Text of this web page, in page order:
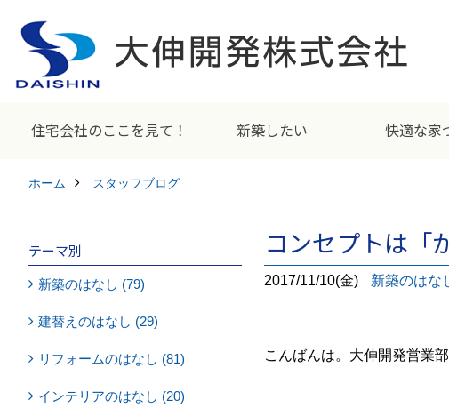
住宅会社のここを見て！ 新築したい 快適な家
ホーム スタッフブログ
コンセプトは「
2017/11/10(金) 新築のはな
こんばんは。大伸開発営業部
テーマ別
新築のはなし (79)
建替えのはなし (29)
リフォームのはなし (81)
インテリアのはなし (20)